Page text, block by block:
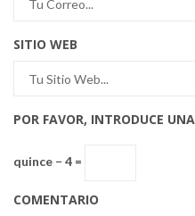
SITIO WEB
POR FAVOR, INTRODUCE
quince − 4 =
COMENTARIO